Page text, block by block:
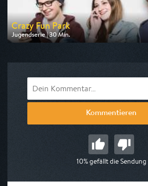
Crazy Fun Park
Jugendserie | 30 Min.
Ausgestrahlt von KiKA
Kommentieren
10% gefällt die Sendung